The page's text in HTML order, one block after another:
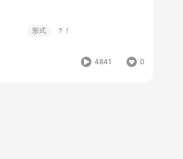
形式 ？！
4841 0